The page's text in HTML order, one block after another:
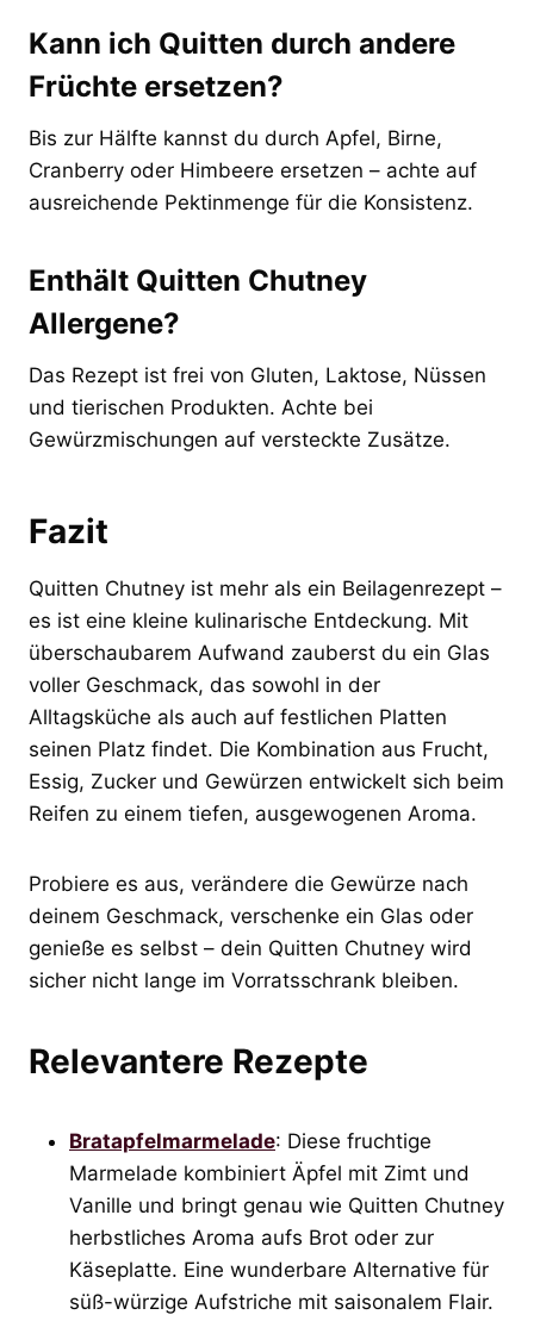
Kann ich Quitten durch andere
Früchte ersetzen?
Bis zur Hälfte kannst du durch Apfel, Birne,
Cranberry oder Himbeere ersetzen – achte auf
ausreichende Pektinmenge für die Konsistenz.
Enthält Quitten Chutney
Allergene?
Das Rezept ist frei von Gluten, Laktose, Nüssen
und tierischen Produkten. Achte bei
Gewürzmischungen auf versteckte Zusätze.
Fazit
Quitten Chutney ist mehr als ein Beilagenrezept –
es ist eine kleine kulinarische Entdeckung. Mit
überschaubarem Aufwand zauberst du ein Glas
voller Geschmack, das sowohl in der
Alltagsküche als auch auf festlichen Platten
seinen Platz findet. Die Kombination aus Frucht,
Essig, Zucker und Gewürzen entwickelt sich beim
Reifen zu einem tiefen, ausgewogenen Aroma.
Probiere es aus, verändere die Gewürze nach
deinem Geschmack, verschenke ein Glas oder
genieße es selbst – dein Quitten Chutney wird
sicher nicht lange im Vorratsschrank bleiben.
Relevantere Rezepte
Bratapfelmarmelade: Diese fruchtige
Marmelade kombiniert Äpfel mit Zimt und
Vanille und bringt genau wie Quitten Chutney
herbstliches Aroma aufs Brot oder zur
Käseplatte. Eine wunderbare Alternative für
süß-würzige Aufstriche mit saisonalem Flair.